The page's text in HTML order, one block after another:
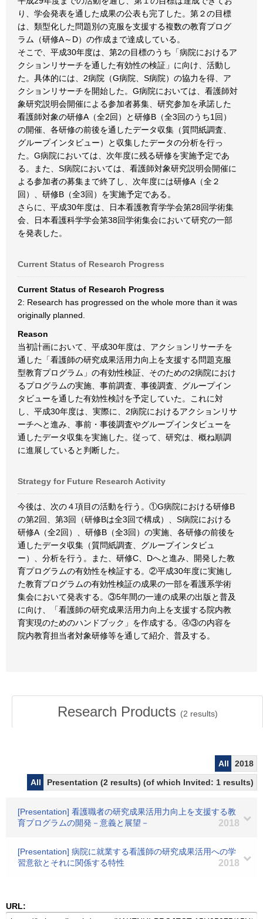
り、学会発表を通した成果の公表も完了した。第２の目標
は、類型化した問題別の克服を支援する複数の教育プログ
ラム（研修A～D）の作成まで達成している。
そこで、平成30年度は、第2の目標のうち「病院におけるア
クションリサーチを通した有効性の検証」に向け、活動し
た。具体的には、2病院（G病院、S病院）の協力を得、ア
クションリサーチを開始した。G病院においては、看護師対
象研究説明会開催による参加者募集、研究参加を承諾した
看護師対象の研修A（全2回）と研修B（全3回のうち1回）
の開催、各研修の前後を通したデータ収集（質問紙調査、
グループインタビュー）と収集したデータの分析を行っ
た。G病院においては、次年度に残る研修を実施予定であ
る。また、S病院においては、看護師対象研究説明会開催に
よる参加者の募集まで終了し、次年度には研修A（全２
回）、研修B（全3回）を実施予定である。
さらに、平成30年度は、日本看護教育学学会第28回学術集
会、日本看護科学学会第38回学術集会において研究の一部
を発表した。
Current Status of Research Progress
Current Status of Research Progress
2: Research has progressed on the whole more than it was
originally planned.
Reason
当初計画において、平成30年度は、アクションリサーチを
通した「看護師の研究成果活用力向上を支援する問題克服
型教育プログラム」の有効性検証、そのための2病院におけ
るプログラムの実施、事前調査、事後調査、グループイン
タビューを通した有効性検討を予定していた。これに対
し、平成30年度は、実際に、2病院におけるアクションリサ
ーチへと進み、事前・事後調査やグループインタビューを
通したデータ収集を実施した。従って、研究は、概ね順調
に進展していると判断した。
Strategy for Future Research Activity
今後は、次の４項目の活動を行う。①G病院における研修B
の第2回、第3回（研修Bは全3回で構成）、S病院における
研修A（全2回）、研修B（全3回）の実施、各研修の前後を
通したデータ収集（質問紙調査、グループインタビュ
ー）、分析を行う。また、研修C、Dへと進み、開発した教
育プログラムの有効性を検証する。②平成30年度に実施し
た教育プログラムの有効性検証の成果の一部を看護系学術
集会において発表する。③5年間の一連の成果の出版と普及
に向け、「看護師の研究成果活用力向上を支援する院内教
育実現のためのハンドブック」を作成する。④③の内容を
院内教育担当者対象研修等を通して紹介、普及する。
Research Products (2 results)
All
2018
All
Presentation (2 results) (of which Invited: 1 results)
[Presentation] 看護職者の研究成果活用力向上を支援する教
育プログラムの開発－意義と展望－
2018
[Presentation] 病院に就業する看護師の研究成果活用への学
習意欲とそれに関係する特性
2018
URL: